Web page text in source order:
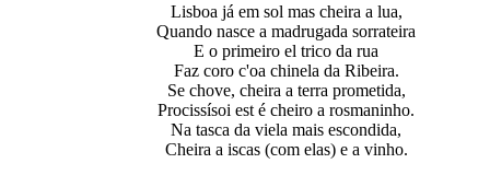
Lisboa já em sol mas cheira a lua,
Quando nasce a madrugada sorrateira
E o primeiro el trico da rua
Faz coro c'oa chinela da Ribeira.
Se chove, cheira a terra prometida,
Procissísoi est é cheiro a rosmaninho.
Na tasca da viela mais escondida,
Cheira a iscas (com elas) e a vinho.